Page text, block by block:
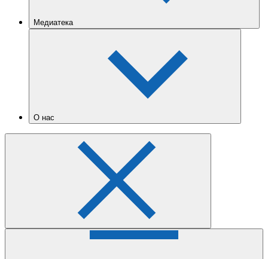
Медиатека
О нас